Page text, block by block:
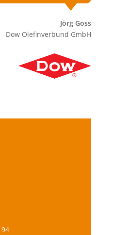
Jörg Goss
Dow Olefinverbund GmbH